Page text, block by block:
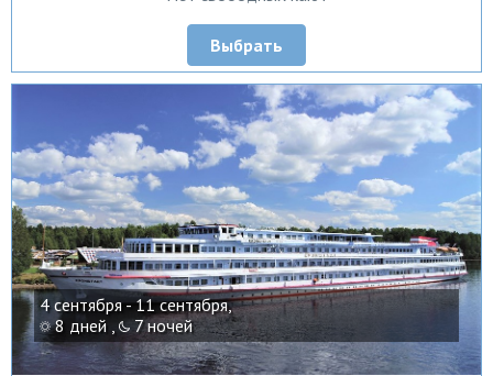
Выбрать
4 сентября - 11 сентября,
8 дней ,
7 ночей